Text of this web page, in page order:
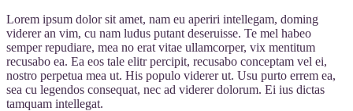
Lorem ipsum dolor sit amet, nam eu aperiri intellegam, doming
viderer an vim, cu nam ludus putant deseruisse. Te mel habeo
semper repudiare, mea no erat vitae ullamcorper, vix mentitum
recusabo ea. Ea eos tale elitr percipit, recusabo conceptam vel ei,
nostro perpetua mea ut. His populo viderer ut. Usu purto errem ea,
sea cu legendos consequat, nec ad viderer dolorum. Ei ius dictas
tamquam intellegat.